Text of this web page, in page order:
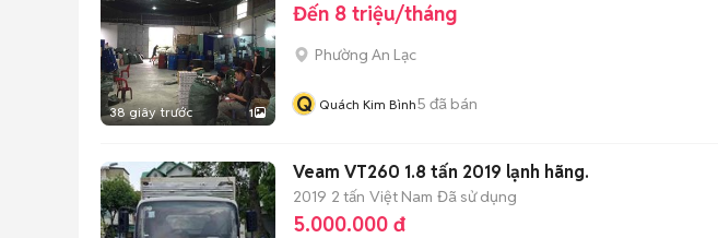
38 giây trước 1
Đến 8 triệu/tháng
Phường An Lạc
Q Quách Kim Bình5 đã bán
Veam VT260 1.8 tấn 2019 lạnh hãng.
2019 2 tấn Việt Nam Đã sử dụng
5.000.000 đ